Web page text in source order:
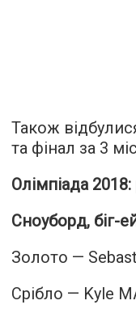
Також
та фінал за 3
Олімпіада
Сноуборд, біг-
Золото —
Срібло — Kyle